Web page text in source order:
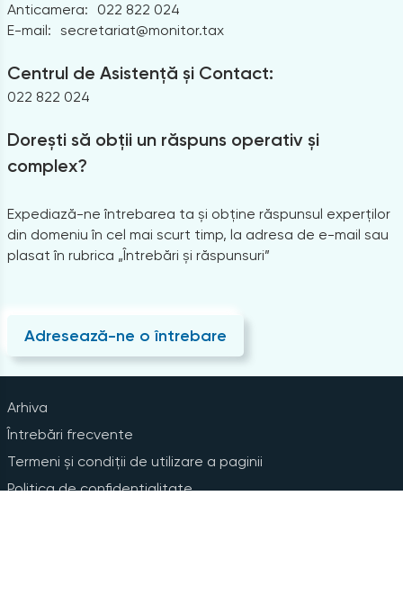
Anticamera:
022 822 024
E-mail: secretariat@monitor.tax
Centrul de Asistență și Contact:
022 822 024
Dorești să obții un răspuns operativ și
complex?
Expediază-ne întrebarea ta și obține răspunsul experților
din domeniu în cel mai scurt timp, la adresa de e-mail sau
plasat în rubrica „Întrebări și răspunsuri”
Adresează-ne o întrebare
Arhiva
Întrebări frecvente
Termeni și condiții de utilizare a paginii
Politica de confidențialitate